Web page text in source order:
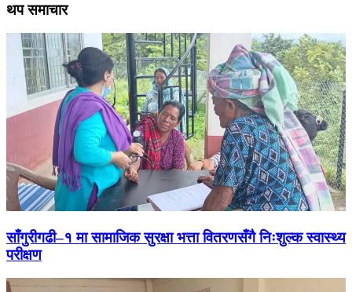
थप समाचार
साँगुरीगढी–१ मा सामाजिक सुरक्षा भत्ता वितरणसँगै निःशुल्क स्वास्थ्य
परीक्षण